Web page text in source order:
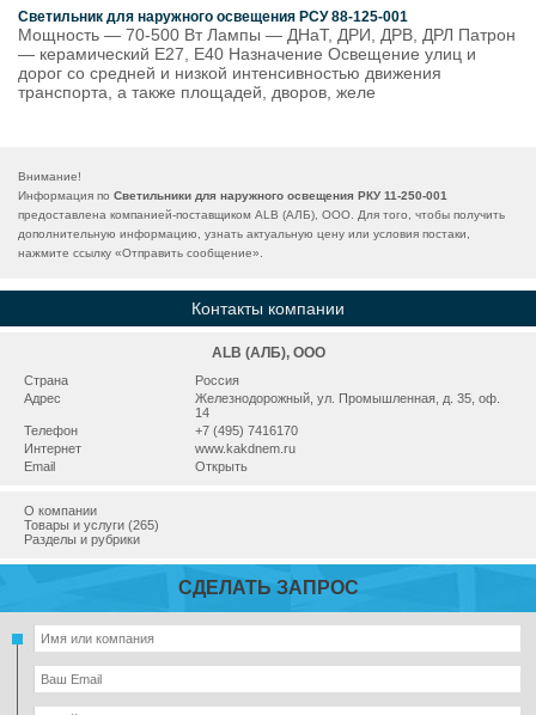
Светильник для наружного освещения РСУ 88-125-001
Мощность — 70-500 Вт Лампы — ДНаТ, ДРИ, ДРВ, ДРЛ Патрон
— керамический E27, E40 Назначение Освещение улиц и
дорог со средней и низкой интенсивностью движения
транспорта, а также площадей, дворов, желе
Внимание!
Информация по Светильники для наружного освещения РКУ 11-250-001
предоставлена компанией-поставщиком ALB (АЛБ), ООО. Для того, чтобы получить
дополнительную информацию, узнать актуальную цену или условия постаки,
нажмите ссылку «Отправить сообщение».
Контакты компании
ALB (АЛБ), ООО
Страна
Россия
Адрес
Железнодорожный, ул. Промышленная, д. 35, оф.
14
Телефон
+7 (495) 7416170
Интернет
www.kakdnem.ru
Email
Открыть
О компании
Товары и услуги (265)
Разделы и рубрики
СДЕЛАТЬ ЗАПРОС